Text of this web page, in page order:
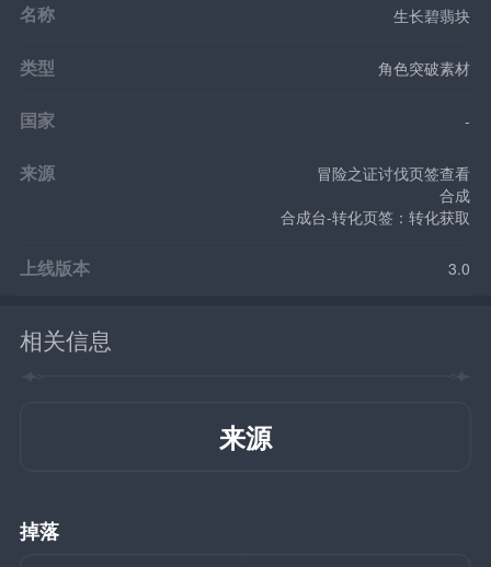
名称 生长碧翡块
类型 角色突破素材
国家 -
来源
冒险之证讨伐页签查看
合成
合成台-转化页签：转化获取
上线版本 3.0
相关信息
来源
掉落